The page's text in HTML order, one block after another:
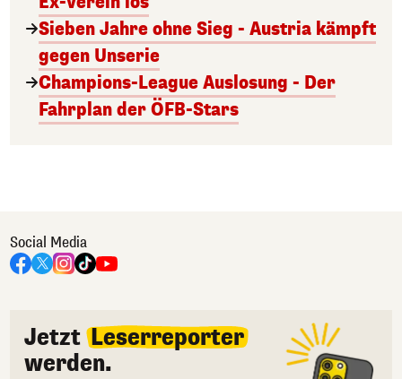
Sieben Jahre ohne Sieg - Austria kämpft
gegen Unserie
Champions-League Auslosung - Der
Fahrplan der ÖFB-Stars
Social Media
Jetzt Leserreporter
werden.